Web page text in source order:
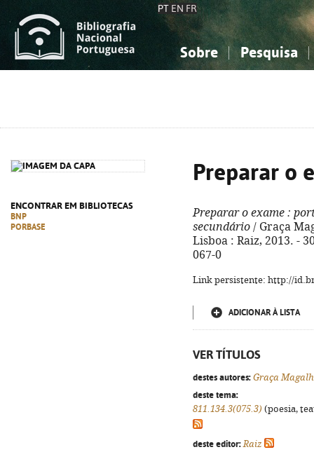
PT EN FR
Sobre Pesquisa
ENCONTRAR EM BIBLIOTECAS
BNP
PORBASE
Preparar o
Preparar o exame :
secundário / Graça
Lisboa : Raiz, 2013. -
067-0
Link persistente: http://
ADICIONAR À LISTA
VER TÍTULOS
destes autores: Graça
deste tema:
811.134.3(075.3) (poesia,
deste editor: Raiz